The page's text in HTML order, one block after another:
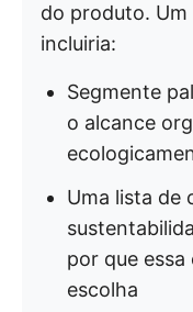
do produto.
incluiria:
Segmente
o alcance
Uma lista de
por que essa
escolha